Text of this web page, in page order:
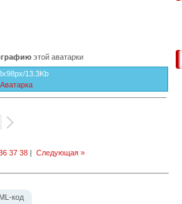
этой аватарки
13.3Kb
Аватарка
37 38 | Следующая »
код